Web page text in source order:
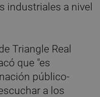
industriales a nivel
Triangle Real
que "es
público-
a los